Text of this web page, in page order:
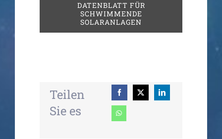
DATENBLATT FÜR
SCHWIMMENDE
SOLARANLAGEN
Teilen
Sie es